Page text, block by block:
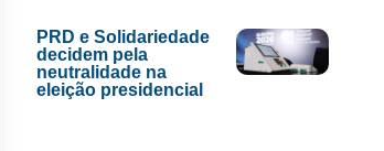
PRD e Solidariedade
decidem pela
neutralidade na
eleição presidencial